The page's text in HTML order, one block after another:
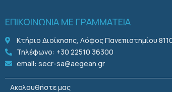
ΕΠΙΚΟΙΝΩΝΙΑ ΜΕ ΓΡΑΜΜΑΤΕΙΑ
Κτήριο Διοίκησης, Λόφος Πανεπιστημίου
Τηλέφωνο: +30 22510 36300
email: secr-sa@aegean.gr
Ακολουθήστε μας